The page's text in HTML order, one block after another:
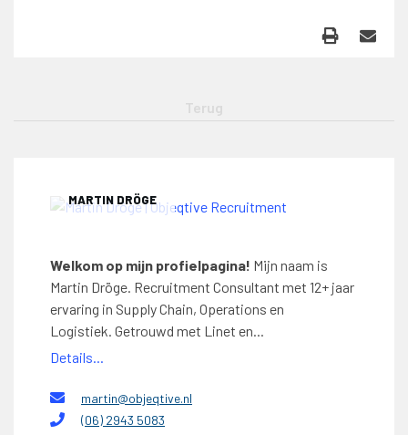
MARTIN DRÖGE
Welkom op mijn profielpagina! Mijn naam is
Martin Dröge. Recruitment Consultant met 12+ jaar
ervaring in Supply Chain, Operations en
Logistiek. Getrouwd met Linet en...
Details...
martin@objeqtive.nl
(06) 2943 5083